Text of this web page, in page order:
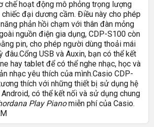
chế hoạt động mô phỏng trọng lượng
đại dương cầm. Điều này cho phép
phản hồi chạm với thân đàn mỏng
nguồn điện gia dụng, CDP-S100 còn
pin, cho phép người dùng thoải mái
đâu.Cổng USB và Auxin, bạn có thể kết
hay tablet để có thể nghe nhạc, học và
nhạc yêu thích của mình.Casio CDP-
thích với những thiết bị sử dụng hệ
có thể kết nối và sử dụng chung
Play Pianomiễn phí của Casio.